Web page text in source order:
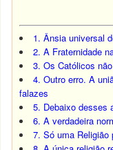
1. Ânsia universal
2. A Fraternidade
3. Os Católicos
4. Outro erro. A
falazes
5. Debaixo desses
6. A verdadeira
7. Só uma Religião